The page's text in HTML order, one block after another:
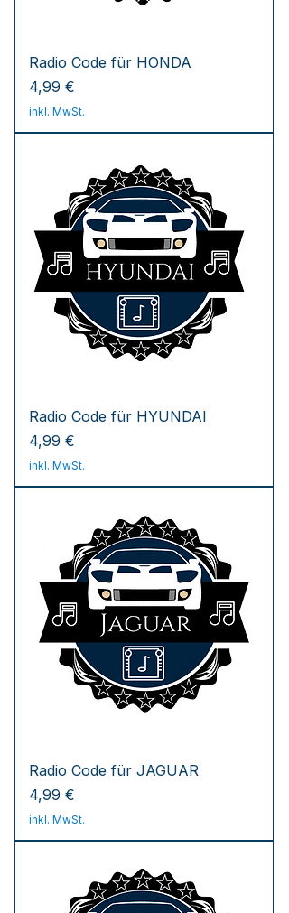
Radio Code für HONDA
Preis
4,99 €
inkl. MwSt.
Radio Code für HYUNDAI
Preis
4,99 €
inkl. MwSt.
Radio Code für JAGUAR
Preis
4,99 €
inkl. MwSt.